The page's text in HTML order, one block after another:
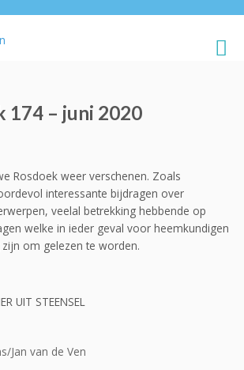
174 – juni 2020
Rosdoek weer verschenen. Zoals
interessante bijdragen over
veelal betrekking hebbende op
welke in ieder geval voor heemkundigen
om gelezen te worden.
UIT STEENSEL
Jan van de Ven